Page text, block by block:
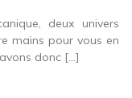
deux univers
mains pour vous en
donc […]